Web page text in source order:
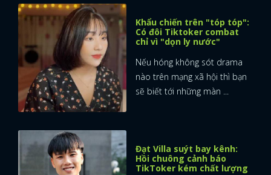
Khẩu chiến trên "tóp tóp":
Có đôi Tiktoker combat
chỉ vì "dọn ly nước"
Nếu hóng không sót drama
nào trên mạng xã hội thì bạn
sẽ biết tới những màn ...
Đạt Villa suýt bay kênh:
Hồi chuông cảnh báo
TikToker kém chất lượng